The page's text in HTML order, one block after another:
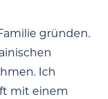
gründen.
Ich
mit einem